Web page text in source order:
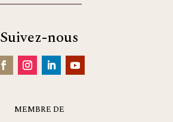
Suivez-nous
MEMBRE DE